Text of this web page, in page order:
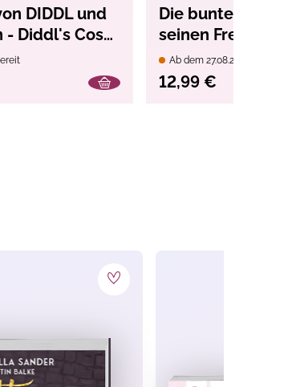
DIDDL und
- Diddl's Cosy
Die bunte Welt
seinen Freunden -
Zeichenbuch
Ab dem 27.08.26 versandbereit
12,99 €